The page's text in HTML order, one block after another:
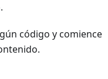
código y comience